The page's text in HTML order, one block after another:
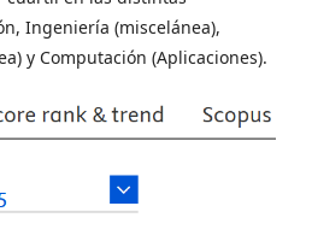
Ingeniería (miscelánea),
y Computación (Aplicaciones).